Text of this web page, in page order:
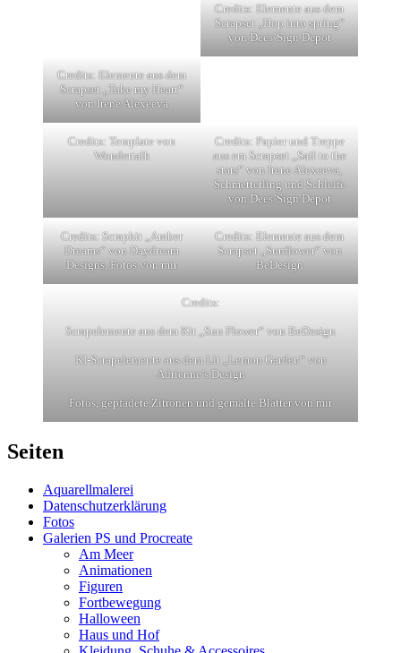
Credits: Elemente aus dem
Scrapset „Hop into spring“
von Dees’Sign Depot
Credits: Elemente aus dem
Scrapset „Take my Heart“
von Irene Alexeeva
Credits: Template von
Wondertalk
Credits: Papier und Treppe
aus em Scrapset „Sail to the
stars“ von Irene Alexeeva,
Schmetterling und Schleife
von Dees’Sign Depot
Credits: Scrapkit „Amber
Dreams“ von Daydream
Designs, Fotos von mir
Credits: Elemente aus dem
Scrapset „Sunflower“ von
BeDesign
Credits:
Scrapelemente aus dem Kit „Sun Flower“ von BeDesign
KI-Scrapelemente aus dem Lit „Lemon Garden“ von
Adrienne’s Design
Fotos, gepfadete Zitronen und gemalte Blätter von mir
Seiten
Aquarellmalerei
Datenschutzerklärung
Fotos
Galerien PS und Procreate
Am Meer
Animationen
Figuren
Fortbewegung
Halloween
Haus und Hof